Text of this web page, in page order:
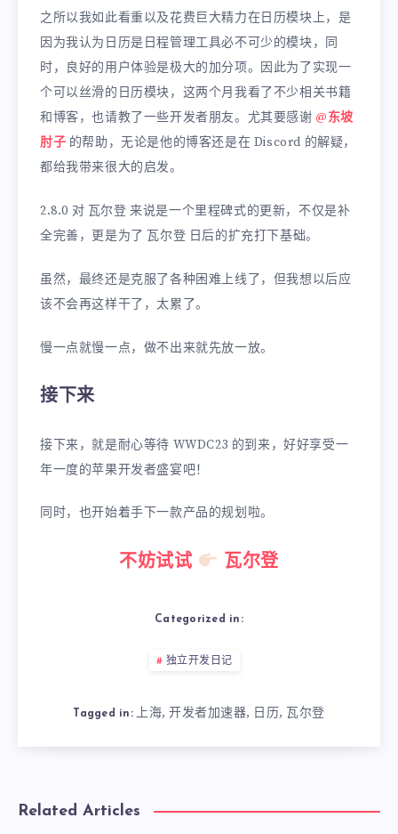
之所以我如此看重以及花费巨大精力在日历模块上，是
因为我认为日历是日程管理工具必不可少的模块，同
时，良好的用户体验是极大的加分项。因此为了实现一
个可以丝滑的日历模块，这两个月我看了不少相关书籍
和博客，也请教了一些开发者朋友。尤其要感谢 @东坡
肘子 的帮助，无论是他的博客还是在 Discord 的解疑，
都给我带来很大的启发。
2.8.0 对 瓦尔登 来说是一个里程碑式的更新，不仅是补
全完善，更是为了 瓦尔登 日后的扩充打下基础。
虽然，最终还是克服了各种困难上线了，但我想以后应
该不会再这样干了，太累了。
慢一点就慢一点，做不出来就先放一放。
接下来
接下来，就是耐心等待 WWDC23 的到来，好好享受一
年一度的苹果开发者盛宴吧！
同时，也开始着手下一款产品的规划啦。
不妨试试 瓦尔登
Categorized in:
独立开发日记
Tagged in: 上海,开发者加速器, 日历, 瓦尔登
Related Articles